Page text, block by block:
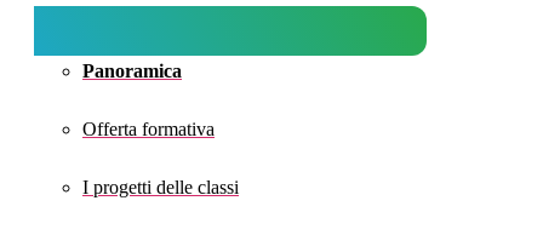
Panoramica
Offerta formativa
I progetti delle classi